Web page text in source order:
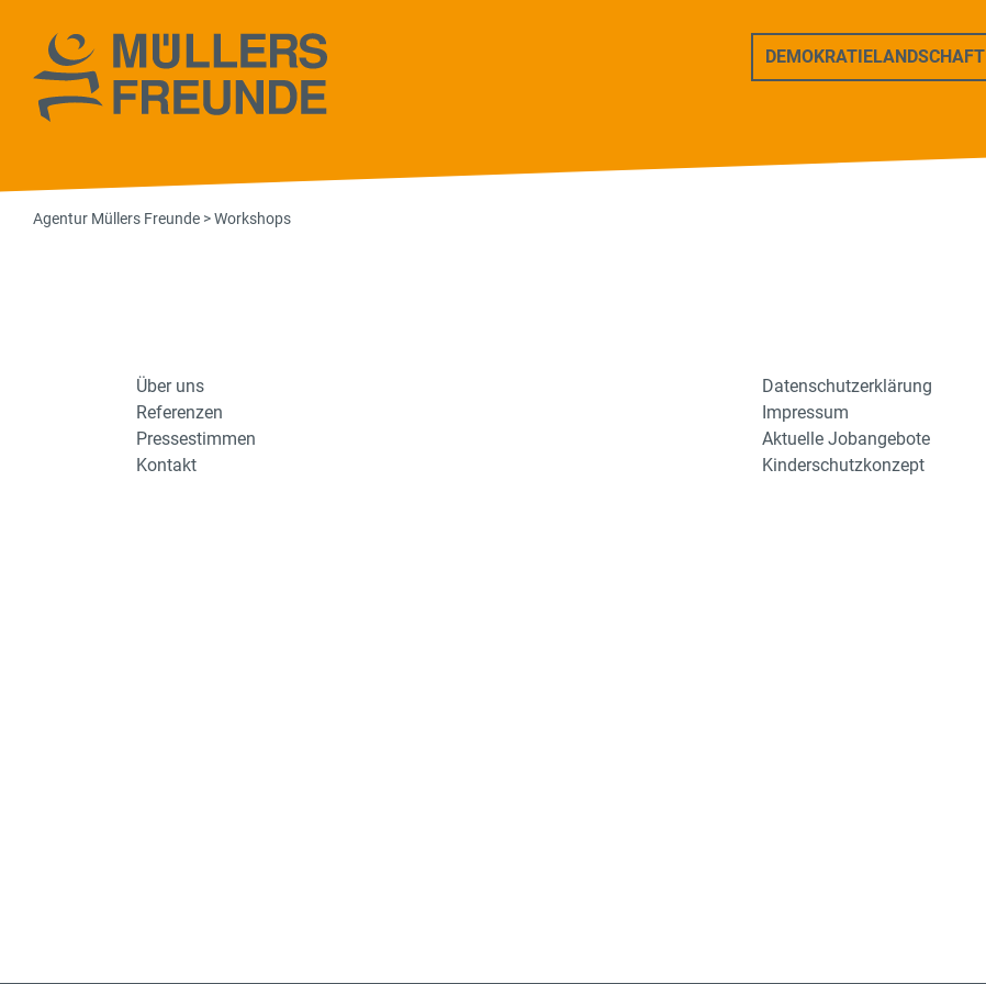
Agentur Müllers FreundeDEMOKRATIELANDSCHAFT
Agentur Müllers Freunde >Workshops
Über uns
Referenzen
Pressestimmen
Kontakt
Datenschutzerklärung
Impressum
Aktuelle Jobangebote
Kinderschutzkonzept